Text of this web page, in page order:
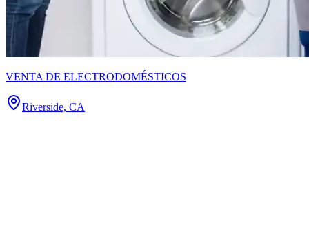
VENTA DE ELECTRODOMÉSTICOS
Riverside, CA